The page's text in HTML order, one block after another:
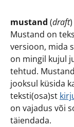
mustand (draft)
Mustand on
versioon, mida
on mingil kujul
tehtud.
jooksul küsida
teksti(osa)st
on vajadus või
täiendada.